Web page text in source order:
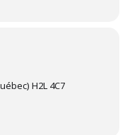
H2L 4C7